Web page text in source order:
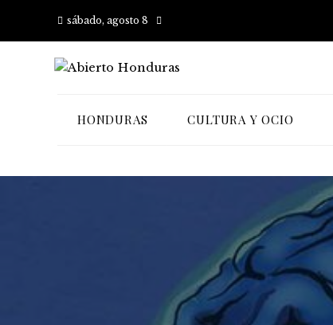
sábado, agosto 8
HONDURAS CULTURA Y OCIO